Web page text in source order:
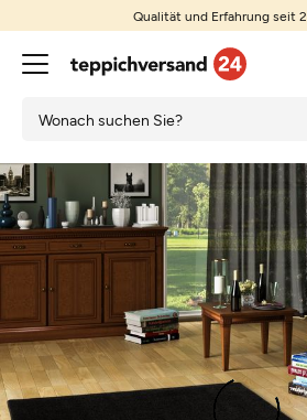
Qualität und Erfahrung seit